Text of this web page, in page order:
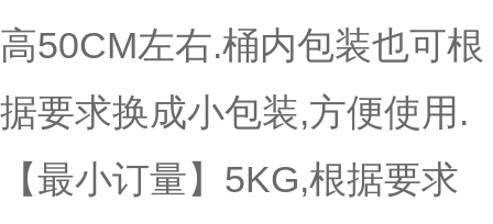
高50CM左右.桶内包装也可根
据要求换成小包装,方便使用.
【最小订量】5KG,根据要求